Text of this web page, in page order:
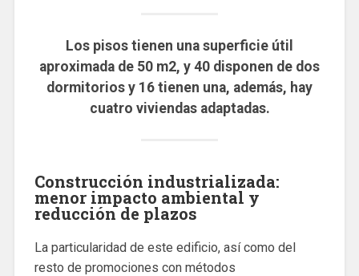
Los pisos tienen una superficie útil
aproximada de 50 m2, y 40 disponen de dos
dormitorios y 16 tienen una, además, hay
cuatro viviendas adaptadas.
Construcción industrializada:
menor impacto ambiental y
reducción de plazos
La particularidad de este edificio, así como del
resto de promociones con métodos